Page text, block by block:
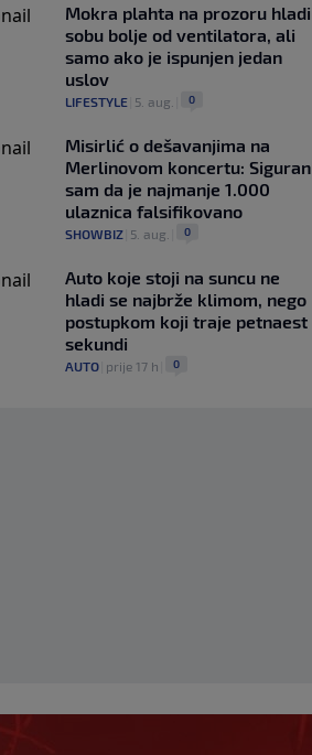
Mokra plahta na prozoru hladi
sobu bolje od ventilatora, ali
samo ako je ispunjen jedan
uslov
LIFESTYLE 5. aug. 0
Misirlić o dešavanjima na
Merlinovom koncertu: Siguran
sam da je najmanje 1.000
ulaznica falsifikovano
SHOWBIZ 5. aug. 0
Auto koje stoji na suncu ne
hladi se najbrže klimom, nego
postupkom koji traje petnaest
sekundi
AUTO prije 17 h 0